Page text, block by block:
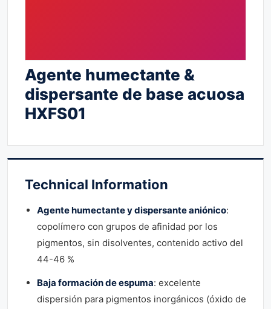
Agente humectante &
dispersante de base acuosa
HXFS01
Technical Information
Agente humectante y dispersante aniónico:
copolímero con grupos de afinidad por los
pigmentos, sin disolventes, contenido activo del
44-46 %
Baja formación de espuma: excelente
dispersión para pigmentos inorgánicos (óxido de